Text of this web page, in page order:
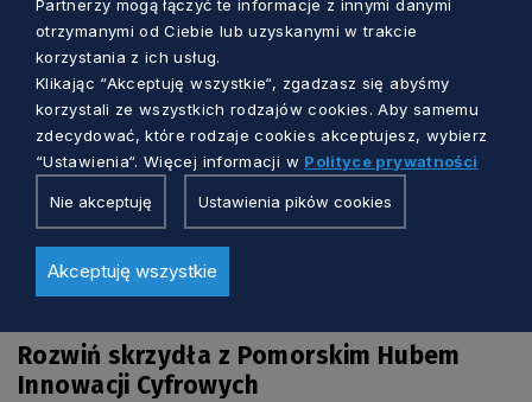
Rozwiń skrzydła z Pomorskim Hubem
Innowacji Cyfrowych
Partnerzy mogą łączyć te informacje z innymi danymi
otrzymanymi od Ciebie lub uzyskanymi w trakcie
korzystania z ich usług.
Klikając “Akceptuję wszystkie“, zgadzasz się abyśmy
korzystali ze wszystkich rodzajów cookies. Aby samemu
zdecydować, które rodzaje cookies akceptujesz, wybierz
“Ustawienia“. Więcej informacji w Polityce prywatności
Nie akceptuję Ustawienia pików cookies
Akceptuję wszystkie